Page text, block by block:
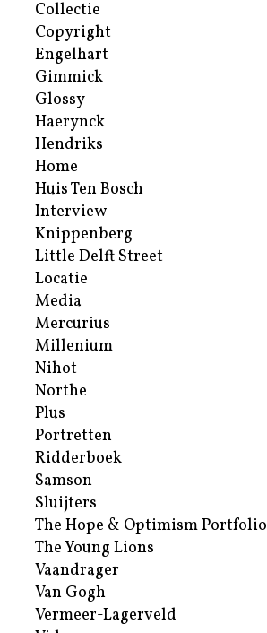
Collectie
Copyright
Engelhart
Gimmick
Glossy
Haerynck
Hendriks
Home
Huis Ten Bosch
Interview
Knippenberg
Little Delft Street
Locatie
Media
Mercurius
Millenium
Nihot
Northe
Plus
Portretten
Ridderboek
Samson
Sluijters
The Hope & Optimism Portfolio
The Young Lions
Vaandrager
Van Gogh
Vermeer-Lagerveld